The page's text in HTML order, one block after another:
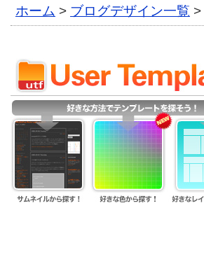
ホーム > ブログデザイン一覧 >